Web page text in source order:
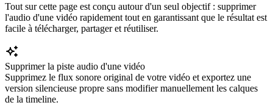
Tout sur cette page est conçu autour d'un seul objectif : supprimer
l'audio d'une vidéo rapidement tout en garantissant que le résultat est
facile à télécharger, partager et réutiliser.
Supprimer la piste audio d'une vidéo
Supprimez le flux sonore original de votre vidéo et exportez une
version silencieuse propre sans modifier manuellement les calques
de la timeline.